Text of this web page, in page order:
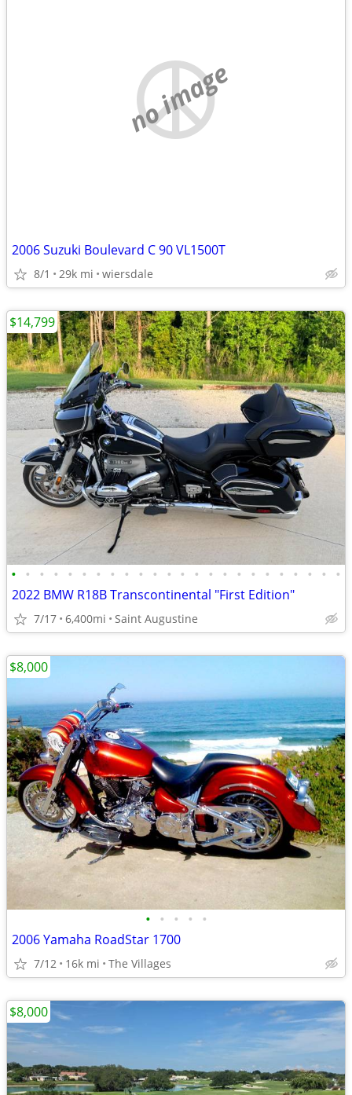
no image
2006 Suzuki Boulevard C 90 VL1500T
8/1 29k mi wiersdale
• • • • • • • • • • • • • • • • • • • • • • • •
2022 BMW R18B Transcontinental "First Edition"
7/17 6,400mi Saint Augustine
$14,799
• • • • •
2006 Yamaha RoadStar 1700
7/12 16k mi The Villages
$8,000
$8,000